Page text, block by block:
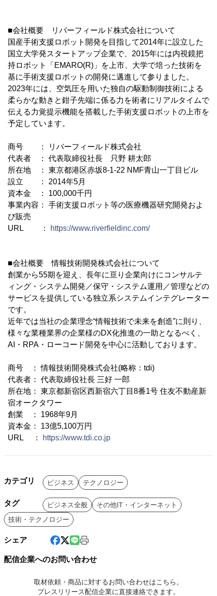
■会社概要 リバーフィールド株式会社について
国産手術支援ロボット開発を目指して2014年に設立した
国立大学発スタートアップ企業で、2015年には内視鏡把
持ロボット「EMARO(R)」を上市、大学で培った技術を
基に手術支援ロボットの開発に邁進して参りました。
2023年には、空気圧を用いた独自の駆動制御技術による
柔らかな動きと鉗子先端に係る力を術者にリアルタイムで
伝える力覚提示機能を搭載した手術支援ロボットの上市を
予定しています。
商号 ： リバーフィールド株式会社
代表者 ： 代表取締役社長 只野 耕太郎
所在地 ： 東京都港区赤坂8-1-22 NMF青山一丁目ビル
設立 ： 2014年5月
資本金 ： 100,000千円
事業内容： 手術支援ロボット等の医療機器研究開発およ
び販売
URL ：
https://www.riverfieldinc.com/
■会社概要 情報技術開発株式会社について
創業から55期を迎え、長年に亘り企業向けにコンサルテ
ィング・システム開発／保守・システム運用／管理などの
サービスを提供している独立系システムインテグレーター
です。
近年では当社の企業理念“情報技術で未来を創造”に則り、
様々な業種業界の企業様のDX化推進の一助となるべく、
AI・RPA・ローコード開発を中心に活動しております。
商号 ： 情報技術開発株式会社(略称：tdi)
代表者： 代表取締役社長 三好 一郎
所在地： 東京都新宿区西新宿六丁目8番1号 住友不動産新
宿オークタワー
創業 ： 1968年9月
資本金： 13億5,100万円
URL ：
https://www.tdi.co.jp
カテゴリ ビジネス テクノロジー
タグ ビジネス全般
その他IT・インターネット
技術・テクノロジー
シェア
配信企業へのお問い合わせ
取材依頼・商品に対するお問い合わせはこちら。
プレスリリース配信企業に直接連絡できます。